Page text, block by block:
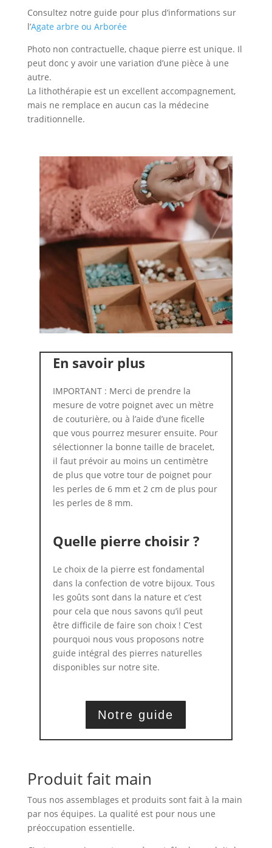
Consultez notre guide pour plus d’informations sur
l’Agate arbre ou Arborée
Photo non contractuelle, chaque pierre est unique. Il
peut donc y avoir une variation d’une pièce à une
autre.
La lithothérapie est un excellent accompagnement,
mais ne remplace en aucun cas la médecine
traditionnelle.
En savoir plus
IMPORTANT : Merci de prendre la
mesure de votre poignet avec un mètre
de couturière, ou à l’aide d’une ficelle
que vous pourrez mesurer ensuite. Pour
sélectionner la bonne taille de bracelet,
il faut prévoir au moins un centimètre
de plus que votre tour de poignet pour
les perles de 6 mm et 2 cm de plus pour
les perles de 8 mm.
Quelle pierre choisir ?
Le choix de la pierre est fondamental
dans la confection de votre bijoux. Tous
les goûts sont dans la nature et c’est
pour cela que nous savons qu’il peut
être difficile de faire son choix ! C’est
pourquoi nous vous proposons notre
guide intégral des pierres naturelles
disponibles sur notre site.
Notre guide
Produit fait main
Tous nos assemblages et produits sont fait à la main
par nos équipes. La qualité est pour nous une
préoccupation essentielle.